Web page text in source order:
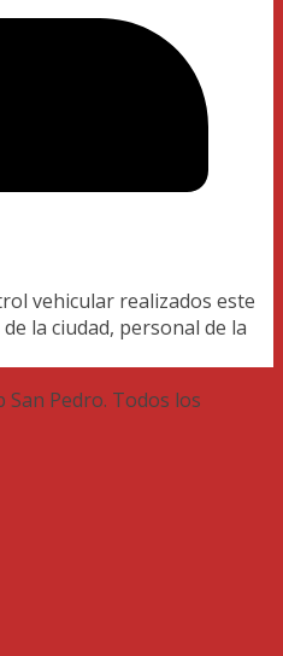
vehicular realizados este
la ciudad, personal de la